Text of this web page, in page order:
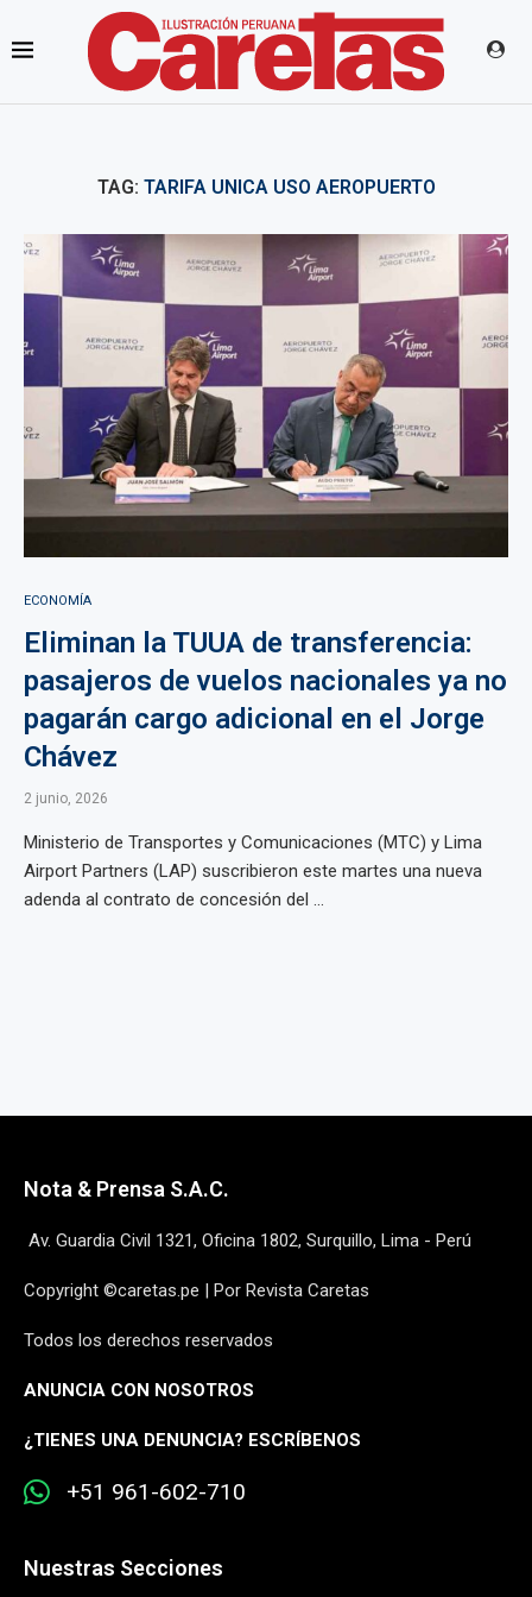
TAG: TARIFA UNICA USO AEROPUERTO
ECONOMÍA
Eliminan la TUUA de transferencia:
pasajeros de vuelos nacionales ya no
pagarán cargo adicional en el Jorge
Chávez
2 junio, 2026
Ministerio de Transportes y Comunicaciones (MTC) y Lima
Airport Partners (LAP) suscribieron este martes una nueva
adenda al contrato de concesión del ...
Nota & Prensa S.A.C.
Av. Guardia Civil 1321, Oficina 1802, Surquillo, Lima - Perú
Copyright ©caretas.pe | Por Revista Caretas
Todos los derechos reservados
ANUNCIA CON NOSOTROS
¿TIENES UNA DENUNCIA? ESCRÍBENOS
+51 961-602-710
Nuestras Secciones